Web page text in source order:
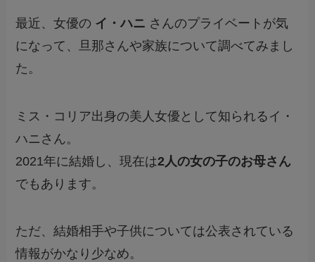
最近、女優の イ・ハニ さんのプライベートが気
になって、旦那さんや家族について調べてみまし
た。
ミス・コリア出身の美人女優として知られるイ・
ハニさん。
2021年に結婚し、現在は2人の女の子のお母さん
でもあります。
ただ、結婚相手や子供については公表されている
情報がかなり少なめ。